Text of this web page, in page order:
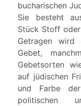
bucharischen
Sie besteht
Stück Stoff
Getragen wird
Gebet,
Gebetsorten
auf jüdischen
und Farbe
politischen